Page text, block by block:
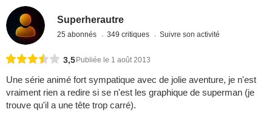
Superherautre
25 abonnés 349 critiques Suivre son activité
3,5 Publiée le 1 août 2013
Une série animé fort sympatique avec de jolie aventure, je n'est
vraiment rien a redire si se n'est les graphique de superman (je
trouve qu'il a une tête trop carré).